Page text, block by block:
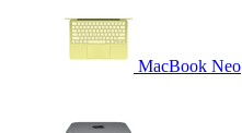
MacBook Neo